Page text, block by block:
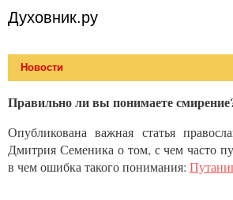
Духовник.ру
Новости
Правильно ли вы понимаете
Опубликована важная статья
Дмитрия Семеника о том, с чем часто
в чем ошибка такого понимания: